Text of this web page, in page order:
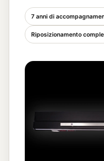
7 anni di
Riposizionamento